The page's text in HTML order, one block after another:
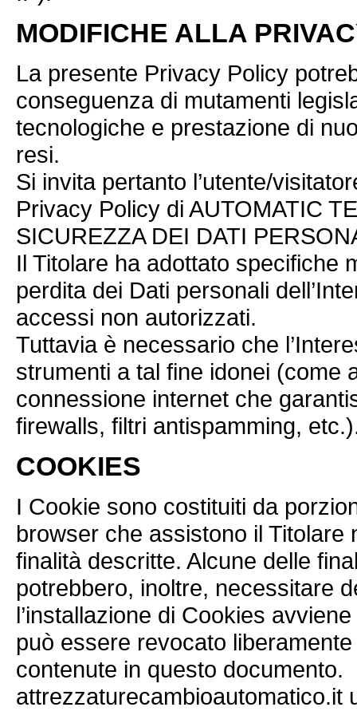
MODIFICHE ALLA
La presente Privacy Policy
conseguenza di mutamenti
tecnologiche e prestazione di
resi.
Si invita pertanto l’utente/
Privacy Policy di AUTOMATIC
SICUREZZA DEI DATI
Il Titolare ha adottato specifiche
perdita dei Dati personali
accessi non autorizzati.
Tuttavia è necessario che
strumenti a tal fine idonei (come
connessione internet che
firewalls, filtri antispamming,
COOKIES
I Cookie sono costituiti da
browser che assistono il Titolare
finalità descritte. Alcune delle
potrebbero, inoltre, necessitare
l’installazione di Cookies
può essere revocato
contenute in questo documento.
attrezzaturecambioautomatico.it